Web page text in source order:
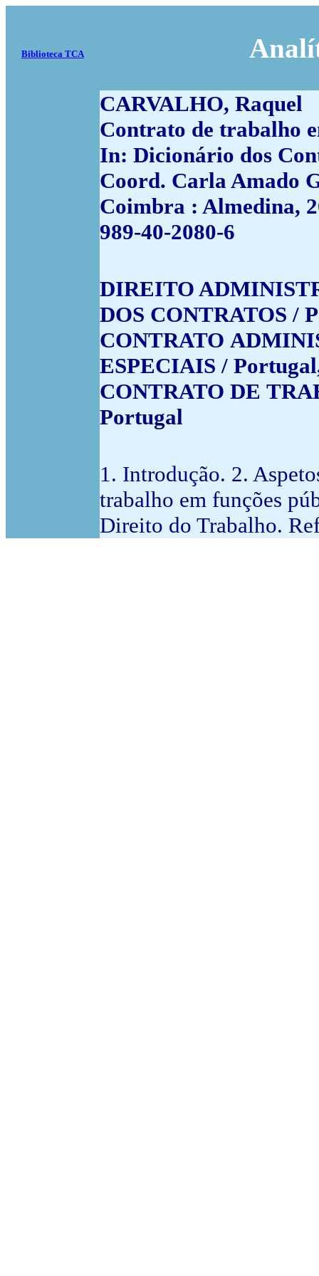
Biblioteca TCA
CARVALHO, Raquel
Contrato de trabalho
In: Dicionário dos
Coord. Carla Amado
Coimbra : Almedina,
989-40-2080-6
DIREITO
DOS CONTRATOS /
CONTRATO
ESPECIAIS /
CONTRATO DE
Portugal
1. Introdução. 2.
trabalho em funções
Direito do Trabalho.